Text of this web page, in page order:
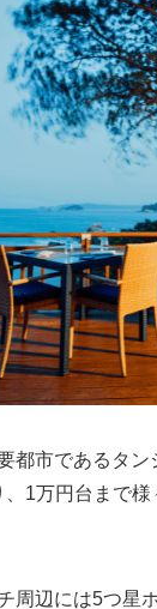
都市であるタ
1万円台まで
周辺には5つ星